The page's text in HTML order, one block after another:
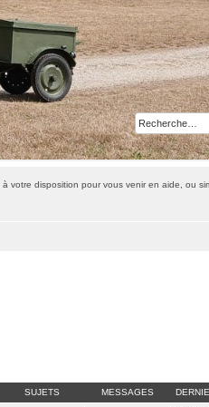
disposition pour vous venir en aide, ou
SUJETS MESSAGES